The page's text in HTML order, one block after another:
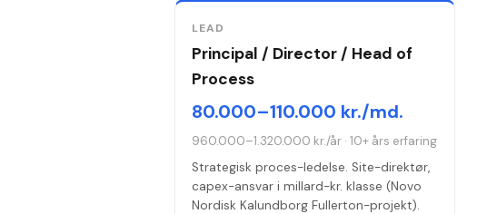
LEAD
Principal / Director / Head of
Process
80.000–110.000 kr./md.
960.000–1.320.000 kr./år ·10+ års erfaring
Strategisk proces-ledelse. Site-direktør,
capex-ansvar i millard-kr. klasse (Novo
Nordisk Kalundborg Fullerton-projekt).